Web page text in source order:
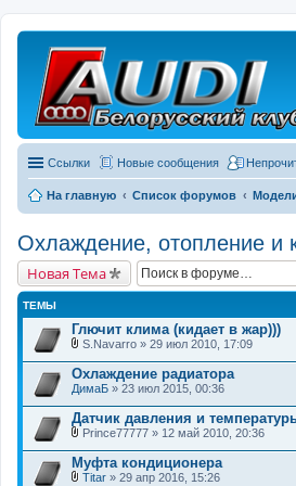
Ссылки Новые сообщения
На главную Список форумов
Охлаждение, отопление и
Новая Тема
ТЕМЫ
Глючит клима (кидает в жар)))
л
о
ж
е
н
и
S.Navarro » 29 июл 2010, 17:09
Охлаждение радиатора
ДимаБ » 23 июл 2015, 00:36
Датчик давления и
л
о
ж
Prince77777 » 12 май 2010, 20:36
Муфта кондиционера
Titar » 29 апр 2016, 15:26